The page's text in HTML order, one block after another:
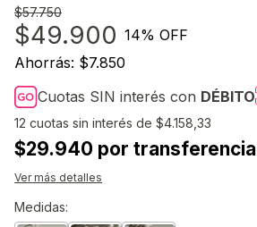
$57.750
$49.900 14% OFF
Ahorrás: $7.850
Cuotas SIN interés con DÉBITO
12 cuotas sin interés de $4.158,33
$29.940 por transferencia
Ver más detalles
Medidas: